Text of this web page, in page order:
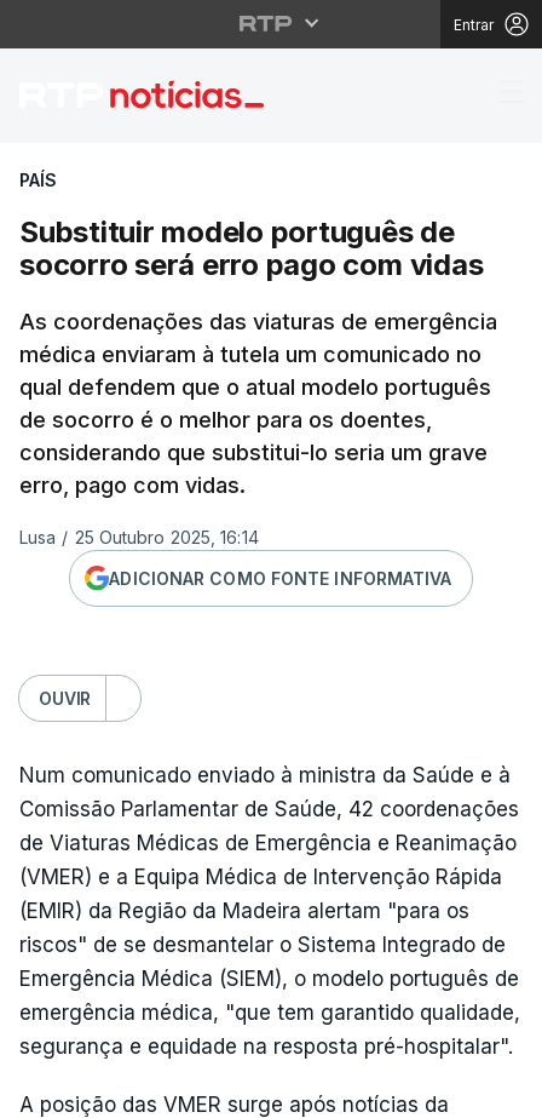
Entrar
Substituir modelo
PAÍS
Substituir modelo português de
socorro será erro pago com vidas
As coordenações das viaturas de emergência
médica enviaram à tutela um comunicado no
qual defendem que o atual modelo português
de socorro é o melhor para os doentes,
considerando que substitui-lo seria um grave
erro, pago com vidas.
Lusa / 25 Outubro 2025, 16:14
ADICIONAR COMO FONTE INFORMATIVA
OUVIR
Num comunicado enviado à ministra da Saúde e à
Comissão Parlamentar de Saúde, 42 coordenações
de Viaturas Médicas de Emergência e Reanimação
(VMER) e a Equipa Médica de Intervenção Rápida
(EMIR) da Região da Madeira alertam "para os
riscos" de se desmantelar o Sistema Integrado de
Emergência Médica (SIEM), o modelo português de
emergência médica, "que tem garantido qualidade,
segurança e equidade na resposta pré-hospitalar".
A posição das VMER surge após notícias da